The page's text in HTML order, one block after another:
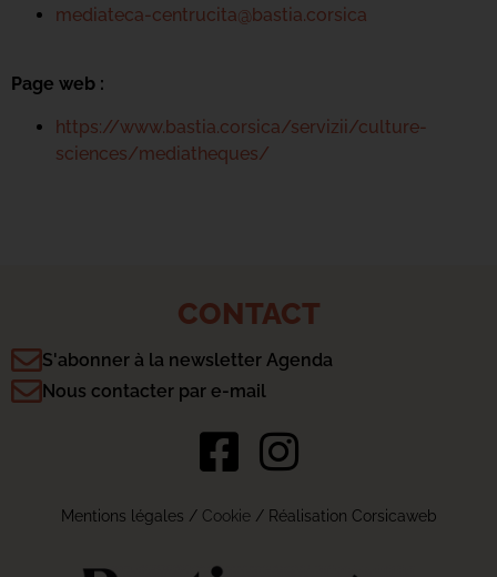
mediateca-centrucita@bastia.corsica
Page web :
https://www.bastia.corsica/servizii/culture-
sciences/mediatheques/
CONTACT
S'abonner à la newsletter Agenda
Nous contacter par e-mail
Mentions légales / Cookie/ Réalisation Corsicaweb